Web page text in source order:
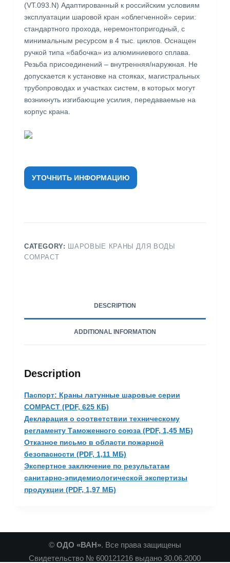
(VT.093.N) Адаптированный к российским условиям
эксплуатации шаровой кран «облегченной» серии:
стандартного прохода, неремонтопригодный, с
минимальным ресурсом в 4 тыс. циклов. Оснащен
ручкой типа «бабочка» из алюминиевого сплава.
Резьба присоединений – внутренняя/наружная. Не
допускается к установке на стояках, магистральных
трубопроводах и участках систем, в которых могут
возникнуть изгибающие усилия, передаваемые на
корпус крана.
УТОЧНИТЬ ИНФОРМАЦИЮ
CATEGORY: ШАРОВЫЕ КРАНЫ ДЛЯ ВОДЫ
COMPACT
DESCRIPTION
ADDITIONAL INFORMATION
Description
Паспорт: Краны латунные шаровые серии
COMPACT (PDF, 625 КБ)
Декларация о соответствии техническому
регламенту Таможенного союза (PDF, 1,45 МБ)
Отказное письмо в области пожарной
безопасности (PDF, 1,11 МБ)
Экспертное заключение по результатам
санитарно-эпидемиологической экспертизы
продукции (PDF, 1,97 МБ)
© ОДО «ВАН». Все права защищены
Свидетельство № 600121216 выдано 30.06.2000